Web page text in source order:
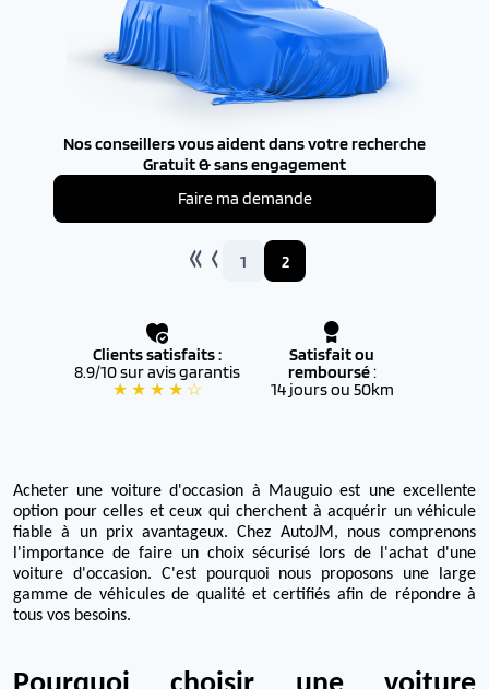
Nos conseillers vous aident dans votre recherche
Gratuit & sans engagement
Faire ma demande
1 2
Clients satisfaits :
8.9/10 sur avis garantis
★ ★ ★ ★ ☆
Satisfait ou
remboursé:
14 jours ou 50km
Acheter une voiture d'occasion à Mauguio est une excellente
option pour celles et ceux qui cherchent à acquérir un véhicule
fiable à un prix avantageux. Chez AutoJM, nous comprenons
l'importance de faire un choix sécurisé lors de l'achat d'une
voiture d'occasion. C'est pourquoi nous proposons une large
gamme de véhicules de qualité et certifiés afin de répondre à
tous vos besoins.